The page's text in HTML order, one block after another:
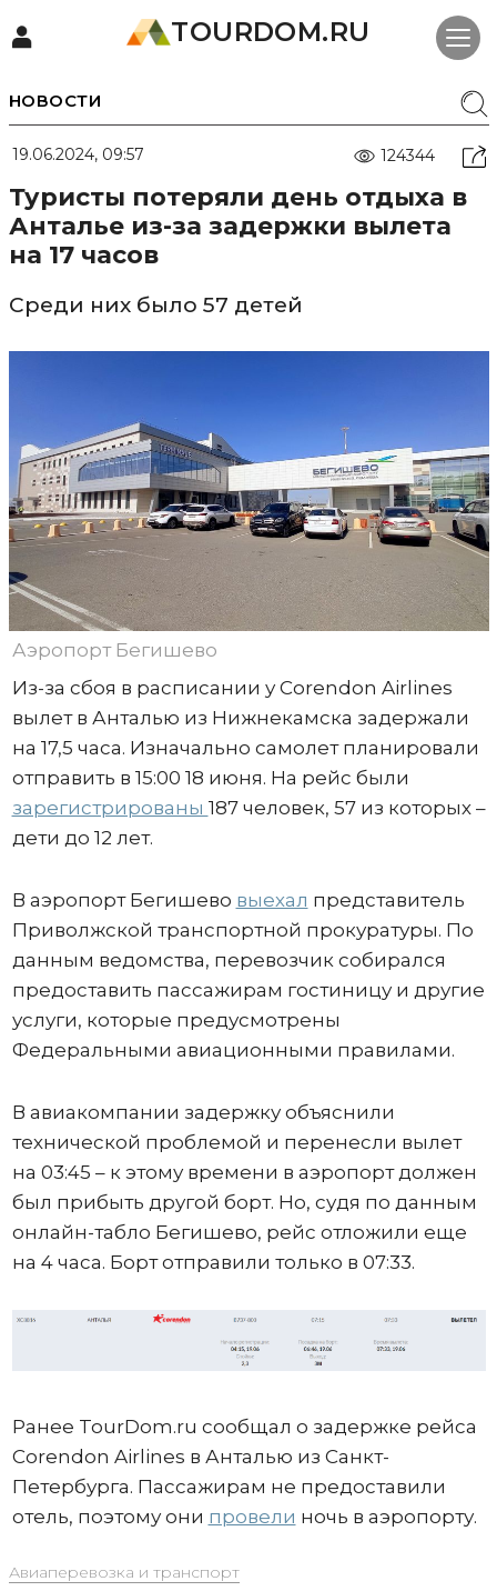
TOURDOM.RU
НОВОСТИ
19.06.2024, 09:57 124344
Туристы потеряли день отдыха в
Анталье из-за задержки вылета
на 17 часов
Среди них было 57 детей
Аэропорт Бегишево
Из-за сбоя в расписании у Corendon Airlines
вылет в Анталью из Нижнекамска задержали
на 17,5 часа. Изначально самолет планировали
отправить в 15:00 18 июня. На рейс были
зарегистрированы 187 человек, 57 из которых –
дети до 12 лет.
В аэропорт Бегишево выехал представитель
Приволжской транспортной прокуратуры. По
данным ведомства, перевозчик собирался
предоставить пассажирам гостиницу и другие
услуги, которые предусмотрены
Федеральными авиационными правилами.
В авиакомпании задержку объяснили
технической проблемой и перенесли вылет
на 03:45 – к этому времени в аэропорт должен
был прибыть другой борт. Но, судя по данным
онлайн-табло Бегишево, рейс отложили еще
на 4 часа. Борт отправили только в 07:33.
Ранее TourDom.ru сообщал о задержке рейса
Corendon Airlines в Анталью из Санкт-
Петербурга. Пассажирам не предоставили
отель, поэтому они провели ночь в аэропорту.
Авиаперевозка и транспорт